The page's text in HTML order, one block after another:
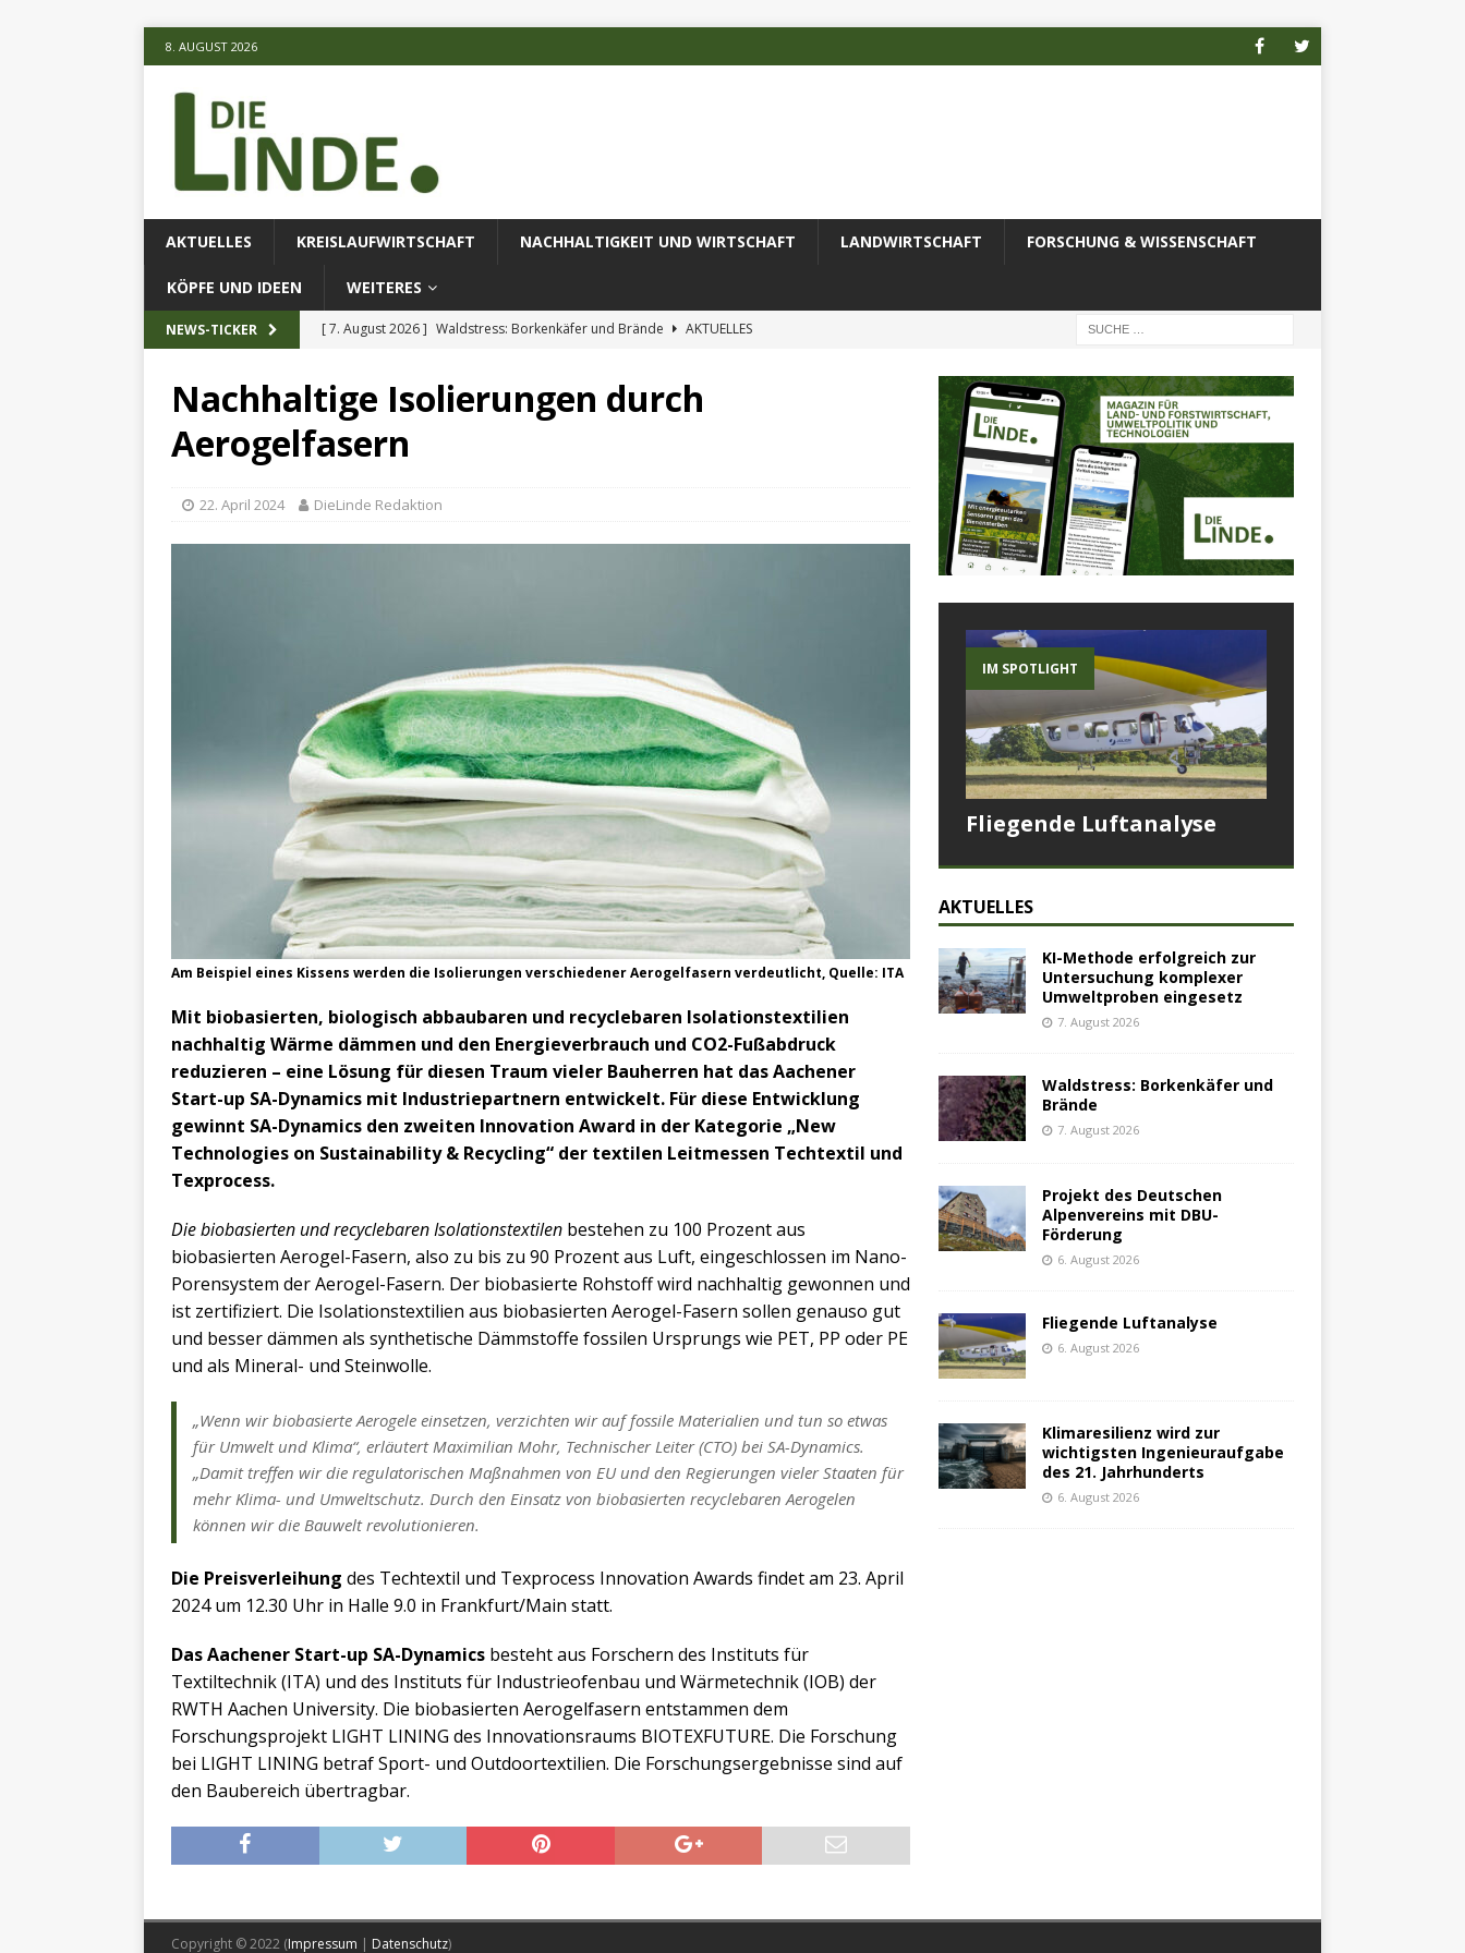
8. AUGUST 2026
AKTUELLES KREISLAUFWIRTSCHAFT NACHHALTIGKEIT UND WIRTSCHAFT LANDWIRTSCHAFT FORSCHUNG & WISSENSCHAFT
KÖPFE UND IDEEN WEITERES
NEWS-TICKER [ 7. August 2026 ] Waldstress: Borkenkäfer und Brände
AKTUELLES
[ 7. August 2026 ]
KI-Methode erfolgreich zur Untersuchung komplexer Umweltproben
eingesetz
AKTUELLES
Nachhaltige Isolierungen durch
Aerogelfasern
22. April 2024 DieLinde Redaktion
Am Beispiel eines Kissens werden die Isolierungen verschiedener Aerogelfasern verdeutlicht, Quelle: ITA
Mit biobasierten, biologisch abbaubaren und recyclebaren Isolationstextilien
nachhaltig Wärme dämmen und den Energieverbrauch und CO2-Fußabdruck
reduzieren – eine Lösung für diesen Traum vieler Bauherren hat das Aachener
Start-up SA-Dynamics mit Industriepartnern entwickelt. Für diese Entwicklung
gewinnt SA-Dynamics den zweiten Innovation Award in der Kategorie „New
Technologies on Sustainability & Recycling“ der textilen Leitmessen Techtextil und
Texprocess.
Die biobasierten und recyclebaren Isolationstextilen bestehen zu 100 Prozent aus
biobasierten Aerogel-Fasern, also zu bis zu 90 Prozent aus Luft, eingeschlossen im Nano-
Porensystem der Aerogel-Fasern. Der biobasierte Rohstoff wird nachhaltig gewonnen und
ist zertifiziert. Die Isolationstextilien aus biobasierten Aerogel-Fasern sollen genauso gut
und besser dämmen als synthetische Dämmstoffe fossilen Ursprungs wie PET, PP oder PE
und als Mineral- und Steinwolle.
„Wenn wir biobasierte Aerogele einsetzen, verzichten wir auf fossile Materialien und tun so etwas
für Umwelt und Klima“, erläutert Maximilian Mohr, Technischer Leiter (CTO) bei SA-Dynamics.
„Damit treffen wir die regulatorischen Maßnahmen von EU und den Regierungen vieler Staaten für
mehr Klima- und Umweltschutz. Durch den Einsatz von biobasierten recyclebaren Aerogelen
können wir die Bauwelt revolutionieren.
Die Preisverleihung des Techtextil und Texprocess Innovation Awards findet am 23. April
2024 um 12.30 Uhr in Halle 9.0 in Frankfurt/Main statt.
Das Aachener Start-up SA-Dynamics besteht aus Forschern des Instituts für
Textiltechnik (ITA) und des Instituts für Industrieofenbau und Wärmetechnik (IOB) der
RWTH Aachen University. Die biobasierten Aerogelfasern entstammen dem
Forschungsprojekt LIGHT LINING des Innovationsraums BIOTEXFUTURE. Die Forschung
bei LIGHT LINING betraf Sport- und Outdoortextilien. Die Forschungsergebnisse sind auf
den Baubereich übertragbar.
IM SPOTLIGHT
Fliegende Luftanalyse
AKTUELLES
KI-Methode erfolgreich zur
Untersuchung komplexer
Umweltproben eingesetz
7. August 2026
Waldstress: Borkenkäfer und
Brände
7. August 2026
Projekt des Deutschen
Alpenvereins mit DBU-
Förderung
6. August 2026
Fliegende Luftanalyse
6. August 2026
Klimaresilienz wird zur
wichtigsten Ingenieuraufgabe
des 21. Jahrhunderts
6. August 2026
Copyright © 2022 (Impressum | Datenschutz)